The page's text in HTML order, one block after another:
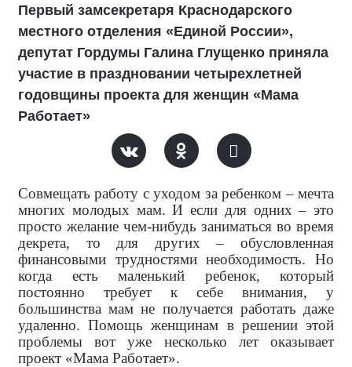
Первый замсекретаря Краснодарского
местного отделения «Единой России»,
депутат Гордумы Галина Глущенко приняла
участие в праздновании четырехлетней
годовщины проекта для женщин «Мама
Работает»
Совмещать работу с уходом за ребенком – мечта
многих молодых мам. И если для одних – это
просто желание чем-нибудь заниматься во время
декрета, то для других – обусловленная
финансовыми трудностями необходимость. Но
когда есть маленький ребенок, который
постоянно требует к себе внимания, у
большинства мам не получается работать даже
удаленно. Помощь женщинам в решении этой
проблемы вот уже несколько лет оказывает
проект «Мама Работает».